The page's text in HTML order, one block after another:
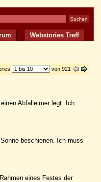
Webstories Treff
von 921
Abfalleimer legt. Ich
beschienen. Ich muss
eines Festes der